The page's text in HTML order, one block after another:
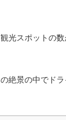
光スポットの数
絶景の中でド